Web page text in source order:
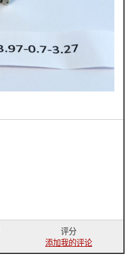
评分
添加我的评论